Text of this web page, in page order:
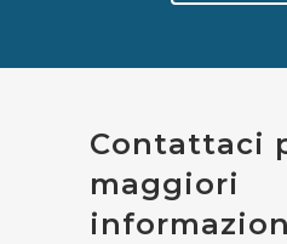
Contattaci
maggiori